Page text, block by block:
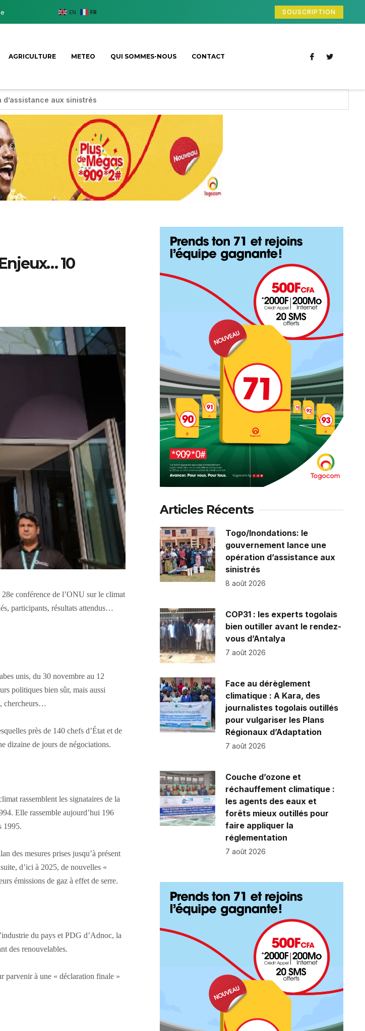
EN FR SOUSCRIPTION
AGRICULTURE METEO QUI SOMMES-NOUS CONTACT
aux sinistrés
10
conférence de l’ONU sur le climat
participants, résultats attendus…
unis, du 30 novembre au 12
politiques bien sûr, mais aussi
chercheurs…
près de 140 chefs d’État et de
dizaine de jours de négociations.
rassemblent les signataires de la
Elle rassemble aujourd’hui 196
1995.
des mesures prises jusqu’à présent
d’ici à 2025, de nouvelles «
émissions de gaz à effet de serre.
du pays et PDG d’Adnoc, la
des renouvelables.
parvenir à une « déclaration finale »
Articles Récents
Togo/Inondations: le
gouvernement lance une
opération d’assistance aux
sinistrés
8 août 2026
COP31 : les experts togolais
bien outiller avant le rendez-
vous d’Antalya
7 août 2026
Face au dérèglement
climatique : A Kara, des
journalistes togolais outillés
pour vulgariser les Plans
Régionaux d’Adaptation
7 août 2026
Couche d’ozone et
réchauffement climatique :
les agents des eaux et
forêts mieux outillés pour
faire appliquer la
réglementation
7 août 2026